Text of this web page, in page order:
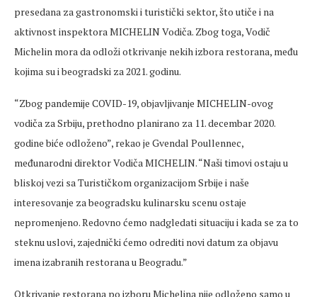
presedana za gastronomski i turistički sektor, što utiče i na
aktivnost inspektora MICHELIN Vodiča. Zbog toga, Vodič
Michelin mora da odloži otkrivanje nekih izbora restorana, među
kojima su i beogradski za 2021. godinu.
“Zbog pandemije COVID-19, objavljivanje MICHELIN-ovog
vodiča za Srbiju, prethodno planirano za 11. decembar 2020.
godine biće odloženo”, rekao je Gvendal Poullennec,
međunarodni direktor Vodiča MICHELIN. “Naši timovi ostaju u
bliskoj vezi sa Turističkom organizacijom Srbije i naše
interesovanje za beogradsku kulinarsku scenu ostaje
nepromenjeno. Redovno ćemo nadgledati situaciju i kada se za to
steknu uslovi, zajednički ćemo odrediti novi datum za objavu
imena izabranih restorana u Beogradu.”
Otkrivanje restorana po izboru Michelina nije odloženo samo u